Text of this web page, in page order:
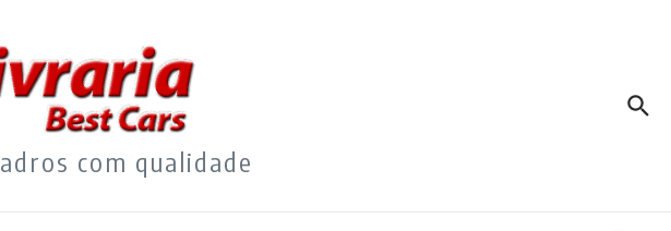
com qualidade